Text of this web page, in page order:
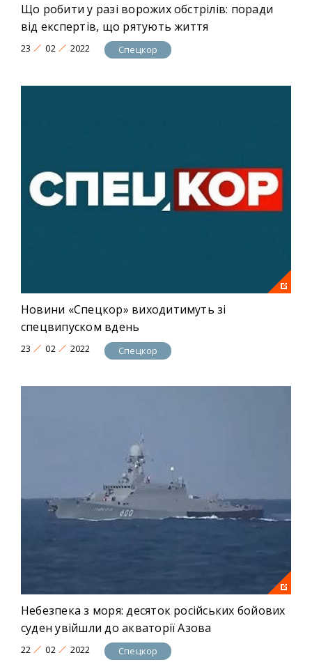
Що робити у разі ворожих обстрілів: поради
від експертів, що рятують життя
23 02 2022 Спецкор
Новини «Спецкор» виходитимуть зі
спецвипуском вдень
23 02 2022 Спецкор
Небезпека з моря: десяток російських бойових
суден увійшли до акваторії Азова
22 02 2022 Спецкор